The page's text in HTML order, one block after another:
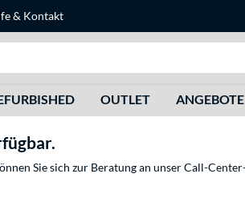
& Kontakt
OUTLET ANGEBOTE
Sie sich zur Beratung an unser Call-